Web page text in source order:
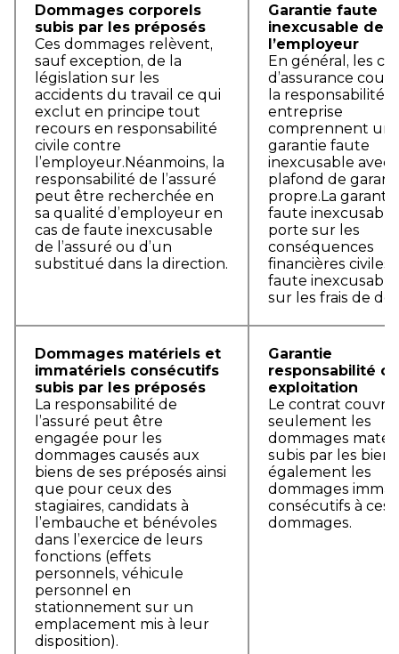
Dommages corporels
subis par les préposés
Ces dommages relèvent,
sauf exception, de la
législation sur les
accidents du travail ce qui
exclut en principe tout
recours en responsabilité
civile contre
l’employeur.Néanmoins, la
responsabilité de l’assuré
peut être recherchée en
sa qualité d’employeur en
cas de faute inexcusable
de l’assuré ou d’un
substitué dans la direction.
Garantie faute
inexcusable de
l’employeur
En général, les
d’assurance
la responsabilité
entreprise
comprennent
garantie faute
inexcusable avec
plafond de
propre.La garantie
faute inexcusable
porte sur les
conséquences
financières civiles
faute
sur les frais de
Dommages matériels et
immatériels consécutifs
subis par les préposés
La responsabilité de
l’assuré peut être
engagée pour les
dommages causés aux
biens de ses préposés ainsi
que pour ceux des
stagiaires, candidats à
l’embauche et bénévoles
dans l’exercice de leurs
fonctions (effets
personnels, véhicule
personnel en
stationnement sur un
emplacement mis à leur
disposition).
Garantie
responsabilité
exploitation
Le contrat
seulement les
dommages
subis par les
également les
dommages
consécutifs à ces
dommages.